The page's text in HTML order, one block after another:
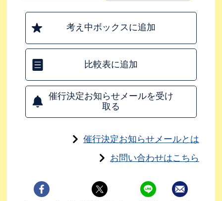
考え中ボックスに追加
比較表に追加
催行決定お知らせメールを受け
取る
催行決定お知らせメールとは
お問い合わせはこちら